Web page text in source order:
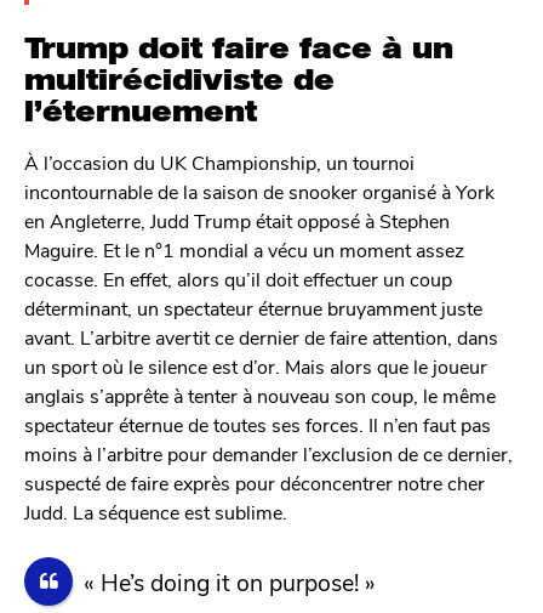
Trump doit faire face à un
multirécidiviste de
l’éternuement
À l’occasion du UK Championship, un tournoi
incontournable de la saison de snooker organisé à York
en Angleterre, Judd Trump était opposé à Stephen
Maguire. Et le n°1 mondial a vécu un moment assez
cocasse. En effet, alors qu’il doit effectuer un coup
déterminant, un spectateur éternue bruyamment juste
avant. L’arbitre avertit ce dernier de faire attention, dans
un sport où le silence est d’or. Mais alors que le joueur
anglais s’apprête à tenter à nouveau son coup, le même
spectateur éternue de toutes ses forces. Il n’en faut pas
moins à l’arbitre pour demander l’exclusion de ce dernier,
suspecté de faire exprès pour déconcentrer notre cher
Judd. La séquence est sublime.
« He’s doing it on purpose! »